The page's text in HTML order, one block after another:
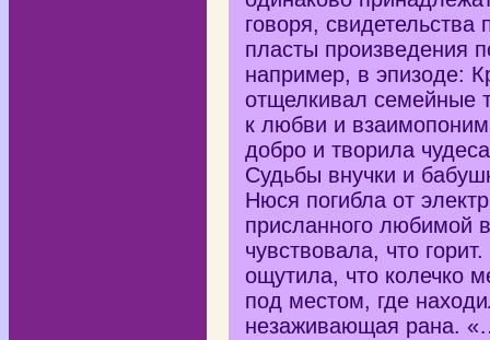
говоря,
пласты произведения
например, в эпизоде:
отщелкивал семейные
к любви и
добро и творила
Судьбы внучки и
Нюся погибла от
присланного любимой
чувствовала, что
ощутила, что колечко
под местом, где
незаживающая рана.